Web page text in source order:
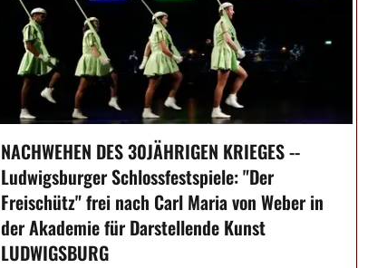
NACHWEHEN DES 30JÄHRIGEN KRIEGES --
Ludwigsburger Schlossfestspiele: "Der
Freischütz" frei nach Carl Maria von Weber in
der Akademie für Darstellende Kunst
LUDWIGSBURG